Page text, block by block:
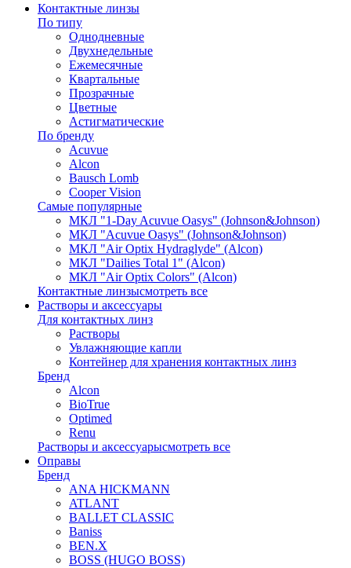
Контактные линзы
По типу
Однодневные
Двухнедельные
Ежемесячные
Квартальные
Прозрачные
Цветные
Астигматические
По бренду
Acuvue
Alcon
Bausch Lomb
Cooper Vision
Самые популярные
МКЛ "1-Day Acuvue Oasys" (Johnson&Johnson)
МКЛ "Acuvue Oasys" (Johnson&Johnson)
МКЛ "Air Optix Hydraglyde" (Alcon)
МКЛ "Dailies Total 1" (Alcon)
МКЛ "Air Optix Colors" (Alcon)
Контактные линзысмотреть все
Растворы и аксессуары
Для контактных линз
Растворы
Увлажняющие капли
Контейнер для хранения контактных линз
Бренд
Alcon
BioTrue
Optimed
Renu
Растворы и аксессуарысмотреть все
Оправы
Бренд
ANA HICKMANN
ATLANT
BALLET CLASSIC
Baniss
BEN.X
BOSS (HUGO BOSS)